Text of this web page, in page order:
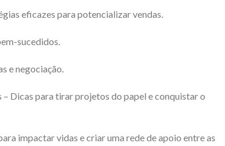
eficazes para potencializar vendas.
sucedidos.
e negociação.
Dicas para tirar projetos do papel e conquistar o
impactar vidas e criar uma rede de apoio entre as